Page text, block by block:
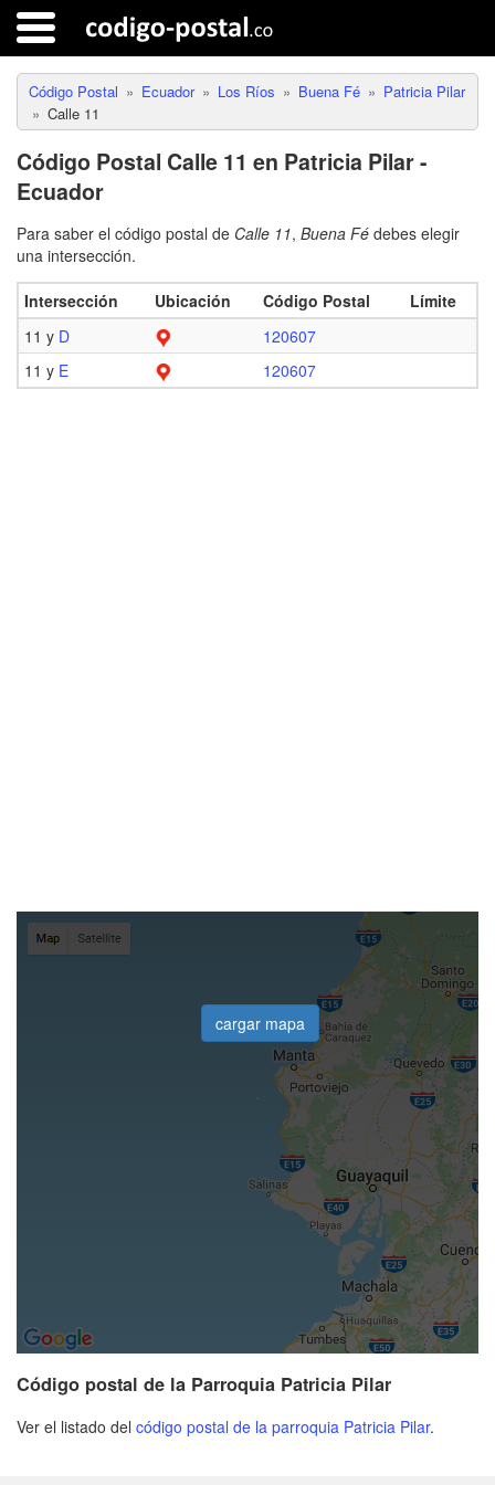
Código Postal Ecuador Los Ríos Buena Fé
Patricia Pilar
Calle 11
Código Postal Calle 11 en Patricia Pilar -
Ecuador
Para saber el código postal de Calle 11, Buena Fé debes elegir
una intersección.
Intersección Ubicación Código Postal
Límite
11 y D
120607
11 y E 120607
cargar mapa
Código postal de la Parroquia Patricia Pilar
Ver el listado del código postal de la parroquia Patricia Pilar.